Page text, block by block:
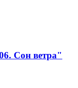
Сон ветра"